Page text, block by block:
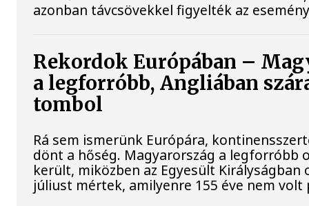
azonban távcsövekkel figyelték az
Rekordok Európában –
a legforróbb, Angliában
tombol
Rá sem ismerünk Európára,
dönt a hőség. Magyarország a legforróbb
került, miközben az Egyesült Királyságban
júliust mértek, amilyenre 155 éve nem